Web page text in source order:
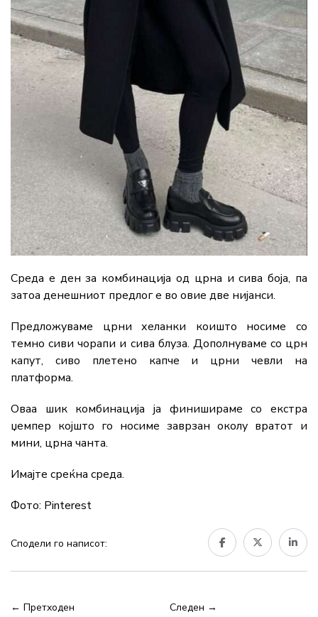
Среда е ден за комбинација од црна и сива боја, па
затоа денешниот предлог е во овие две нијанси.
Предложуваме црни хеланки коишто носиме со
темно сиви чорапи и сива блуза. Дополнуваме со црн
капут, сиво плетено капче и црни чевли на
платформа.
Оваа шик комбинација ја финишираме со екстра
џемпер којшто го носиме заврзан околу вратот и
мини, црна чанта.
Имајте среќна среда.
Фото: Pinterest
Сподели го написот:
← Претходен Следен →